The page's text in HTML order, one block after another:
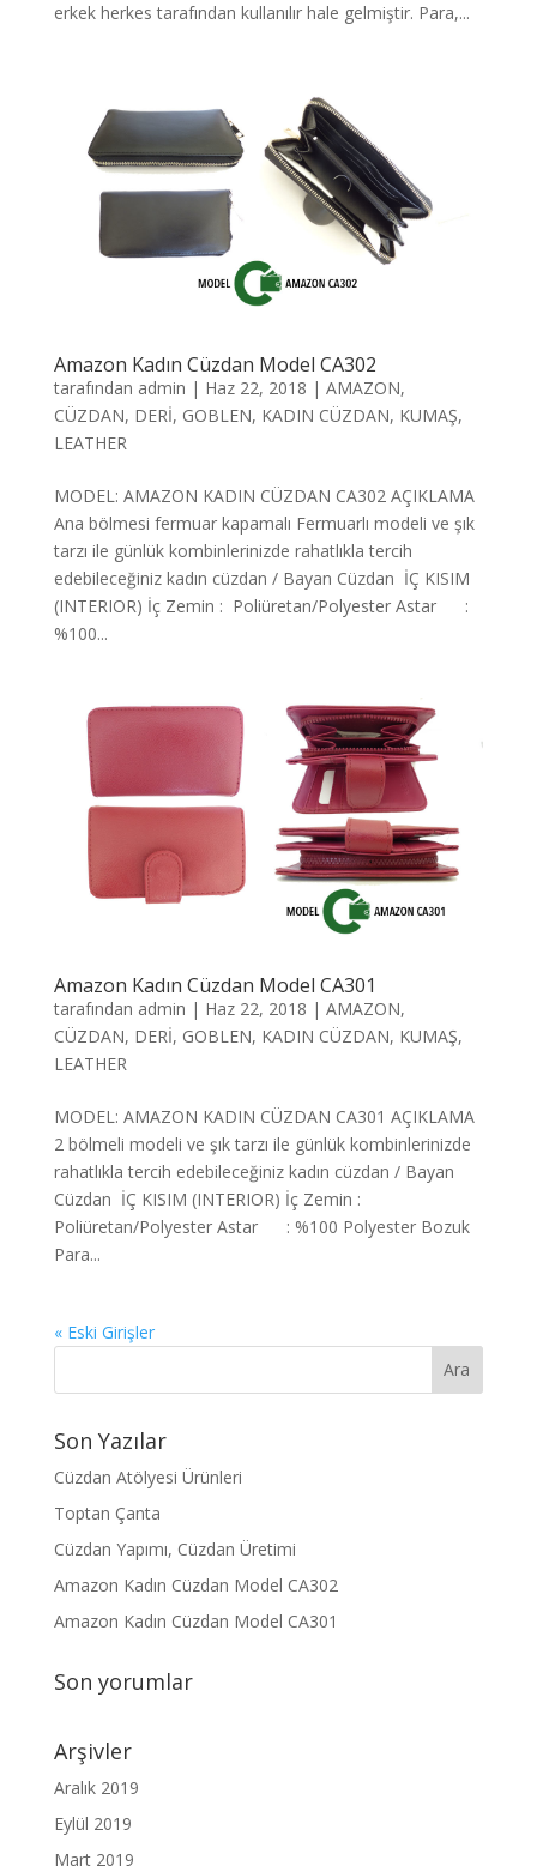
erkek herkes tarafından kullanılır hale gelmiştir. Para,...
Amazon Kadın Cüzdan Model CA302
tarafından admin | Haz 22, 2018 | AMAZON,
CÜZDAN, DERİ, GOBLEN, KADIN CÜZDAN, KUMAŞ,
LEATHER
MODEL: AMAZON KADIN CÜZDAN CA302 AÇIKLAMA
Ana bölmesi fermuar kapamalı Fermuarlı modeli ve şık
tarzı ile günlük kombinlerinizde rahatlıkla tercih
edebileceğiniz kadın cüzdan / Bayan Cüzdan İÇ KISIM
(INTERIOR) İç Zemin : Poliüretan/Polyester Astar :
%100...
Amazon Kadın Cüzdan Model CA301
tarafından admin | Haz 22, 2018 | AMAZON,
CÜZDAN, DERİ, GOBLEN, KADIN CÜZDAN, KUMAŞ,
LEATHER
MODEL: AMAZON KADIN CÜZDAN CA301 AÇIKLAMA
2 bölmeli modeli ve şık tarzı ile günlük kombinlerinizde
rahatlıkla tercih edebileceğiniz kadın cüzdan / Bayan
Cüzdan İÇ KISIM (INTERIOR) İç Zemin :
Poliüretan/Polyester Astar : %100 Polyester Bozuk
Para...
« Eski Girişler
Son Yazılar
Cüzdan Atölyesi Ürünleri
Toptan Çanta
Cüzdan Yapımı, Cüzdan Üretimi
Amazon Kadın Cüzdan Model CA302
Amazon Kadın Cüzdan Model CA301
Son yorumlar
Arşivler
Aralık 2019
Eylül 2019
Mart 2019